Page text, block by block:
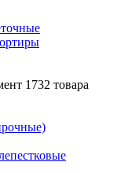
1732 товара